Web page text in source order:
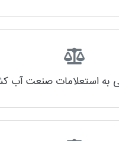
به استعلامات صنعت آب